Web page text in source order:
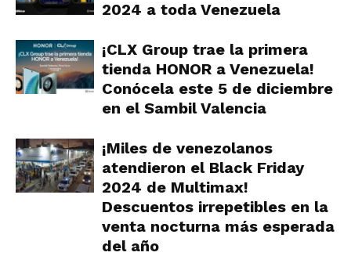
2024 a toda Venezuela
¡CLX Group trae la primera
tienda HONOR a Venezuela!
Conócela este 5 de diciembre
en el Sambil Valencia
¡Miles de venezolanos
atendieron el Black Friday
2024 de Multimax!
Descuentos irrepetibles en la
venta nocturna más esperada
del año